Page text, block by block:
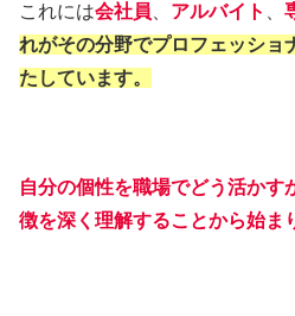
これには会社員 アルバイト
れがその分野でプロフェッショ
たしています。
自分の個性を職場でどう活かす
徴を深く理解することから始ま